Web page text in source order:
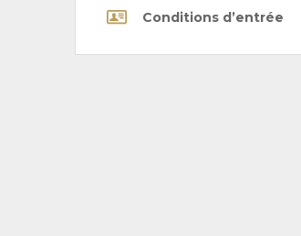
Conditions d’entrée